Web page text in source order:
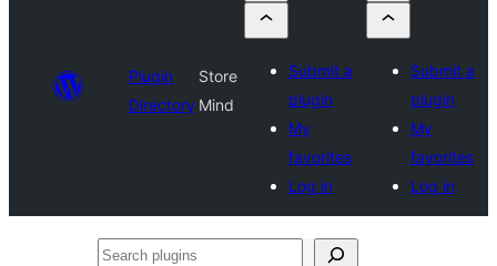
Plugin
Directory
Store
Mind
Submit a
plugin
My
favorites
Log in
Submit a
plugin
My
favorites
Log in
Search